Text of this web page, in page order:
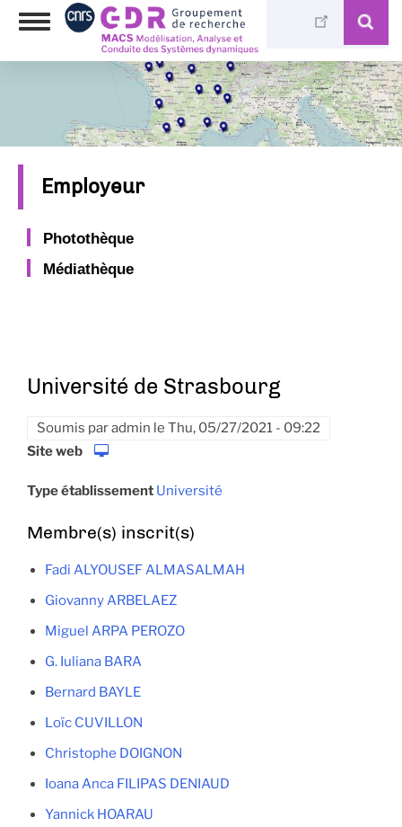
Aller
Toggle
Employeur
Photothèque
Médiathèque
Université de Strasbourg
Soumis paradmin le Thu, 05/27/2021 - 09:22
Site web
Type établissement Université
Membre(s) inscrit(s)
Fadi ALYOUSEF ALMASALMAH
Giovanny ARBELAEZ
Miguel ARPA PEROZO
G. Iuliana BARA
Bernard BAYLE
Loïc CUVILLON
Christophe DOIGNON
Ioana Anca FILIPAS DENIAUD
Yannick HOARAU